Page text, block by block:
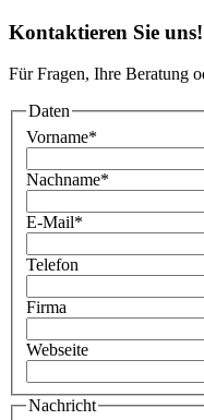
Kontaktieren Sie uns!
Für Fragen, Ihre Beratung
Daten
Vorname*
Nachname*
E-Mail*
Telefon
Firma
Webseite
Nachricht